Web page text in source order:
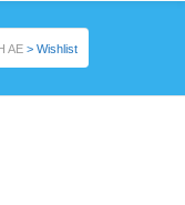
ΑΕ > Wishlist